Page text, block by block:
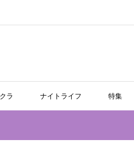
ラ ナイトライフ 特集